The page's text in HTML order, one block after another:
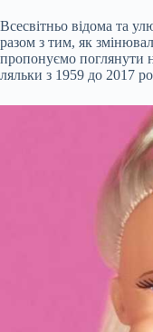
Всесвітньо відома та
разом з тим, як
пропонуємо поглянути
ляльки з 1959 до 2017